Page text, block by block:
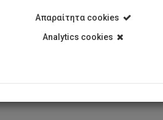
του ΤΕΠΑΚ
Απαραίτητα cookies
Analytics cookies